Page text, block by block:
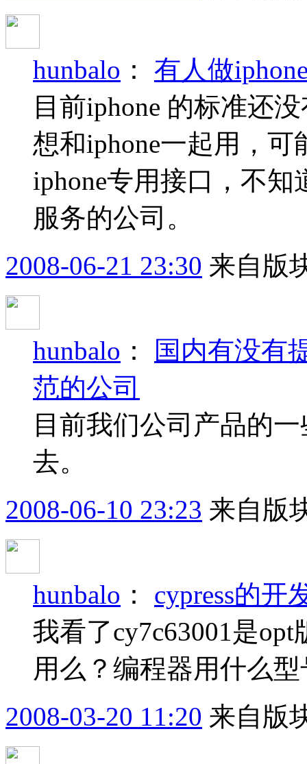
hunbalo ： 有人做
目前iphone 的标准还
想和iphone一起用，
iphone专用接口，不
服务的公司。
2008-06-21 23:30 来自版
hunbalo ：
国内有没有
范的公司
目前我们公司产品的
去。
2008-06-10 23:23 来自版
hunbalo ： cypress的开
我看了cy7c63001是
用么？编程器用什么
2008-03-20 11:20 来自版